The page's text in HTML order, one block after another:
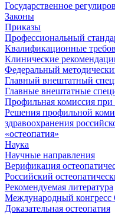
Государственное
Законы
Приказы
Профессиональный
Квалификационные
Клинические
Федеральный
Главный внештатный
Главные внештатные
Профильная комиссия при
Решения профильной
здравоохранения
«остеопатия»
Наука
Научные направления
Верификация
Российский
Рекомендуемая литература
Международный конгресс
Доказательная остеопатия